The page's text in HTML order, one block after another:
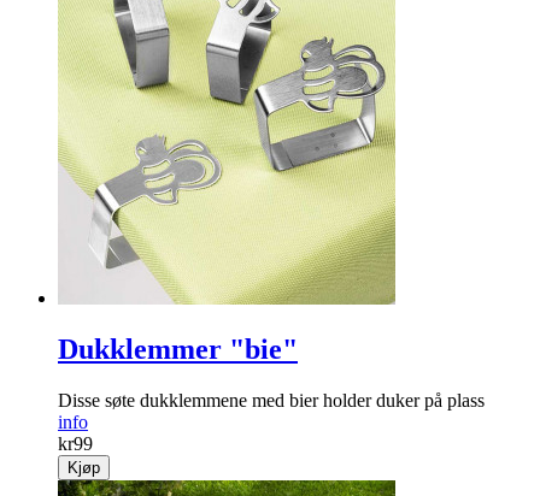
Prosjektpose stor cordfløyel svart
Lekker og praktisk pose til små prosjekter i cordfløyel.
info
79
Kjøp